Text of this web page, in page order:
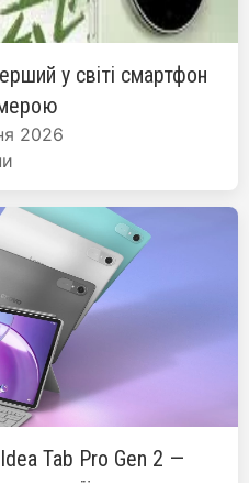
у світі смартфон
2026
Tab Pro Gen 2 —